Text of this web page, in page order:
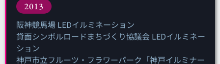
2013
阪神競馬場 LEDイルミネーション
貸面シンボルロードまちづくり協議会 LEDイルミネー
ション
神戸市立フルーツ・フラワーパーク「神戸イルミナー